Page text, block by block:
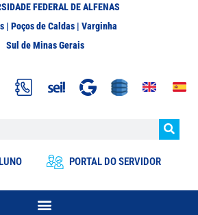
FEDERAL DE ALFENAS
| Poços de Caldas | Varginha
Sul de Minas Gerais
PORTAL DO SERVIDOR